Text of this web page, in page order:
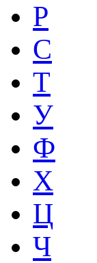
Р
С
Т
У
Ф
Х
Ц
Ч